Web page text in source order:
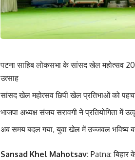
पटना साहिब लोकसभा के सांसद खेल महोत्सव
उत्साह
‎सांसद खेल महोत्सव छिपी खेल प्रतिभाओं को
‎भाजपा अध्यक्ष संजय सरावगी ने प्रतियोगिता में
‎अब समय बदल गया, युवा खेल में उज्जवल भविष्य
Sansad Khel Mahotsav: Patna: